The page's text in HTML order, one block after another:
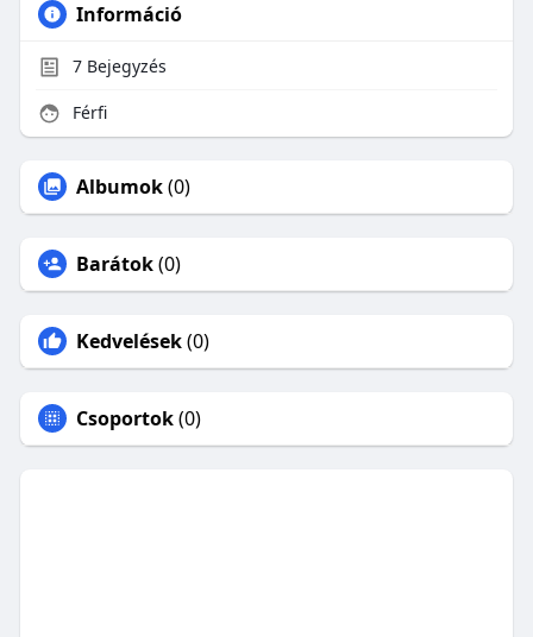
Információ
7Bejegyzés
Férfi
Albumok(0)
Barátok(0)
Kedvelések(0)
Csoportok(0)